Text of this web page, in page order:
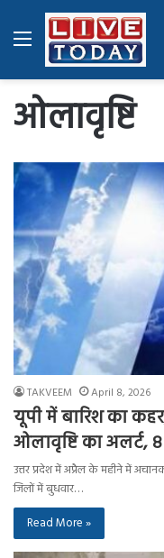
Menu
ओलावृष्टि
TAKVEEM April 8, 2026
यूपी में बारिश का
ओलावृष्टि का अलर्ट, 8
उत्तर प्रदेश में अप्रैल के महीने में
जिलों में बुधवार…
Read More »